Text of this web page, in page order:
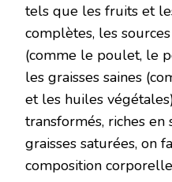
tels que les fruits et
complètes, les
(comme le poulet, le
les graisses saines
et les huiles
transformés, riches en
graisses saturées, on
composition